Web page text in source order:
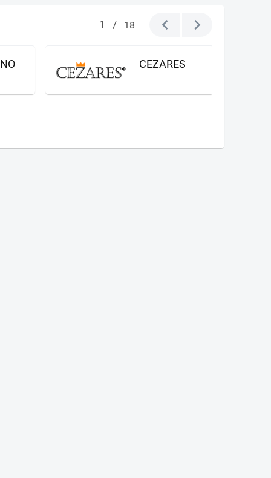
1 / 18
CEZARES